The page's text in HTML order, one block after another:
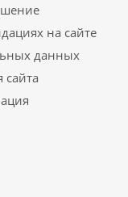
на сайте
данных